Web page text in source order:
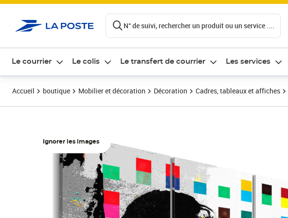
N° de suivi, rechercher un produit ou un service ....
Le courrier Le colis Le transfert de courrier Les services
Accueil boutique Mobilier et décoration Décoration Cadres, tableaux et affiches
Ignorer les images